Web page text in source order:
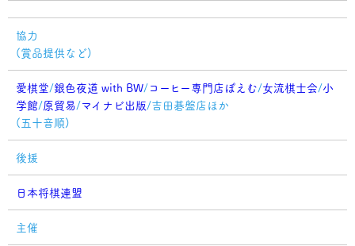
協力
(賞品提供など)
愛棋堂/銀色夜道 with BW/ コーヒー専門店ぽえむ/女流棋士会/小
学館/原貿易/マイナビ出版/吉田碁盤店ほか
(五十音順)
後援
日本将棋連盟
主催